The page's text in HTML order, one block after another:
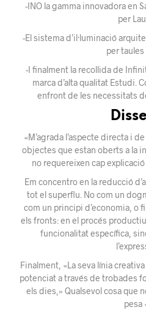
-INO la gamma innovadora en
per
-El sistema d’il·luminació
per taules
-I finalment la recollida de
marca d’alta qualitat Estudi.
enfront de les necessitats
«M’agrada l’aspecte directa i
objectes que estan oberts a la
no requereixen cap
Em concentro en la reducció
tot el superflu. No com un
com un principi d’economia, o
els fronts: en el procés
funcionalitat específica,
Finalment, «La seva línia
potenciat a través de trobades
els dies,» Qualsevol cosa que
pesa